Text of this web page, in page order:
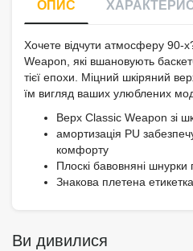
ОПИС
Хочете відчути атмосферу 90-
Weapon, які вшановують
тієї епохи. Міцний шкіряний
їм вигляд ваших улюблених
Верх Classic Weapon зі
амортизація PU
комфорту
Плоскі бавовняні шнурки
Знакова плетена
Ви дивилися